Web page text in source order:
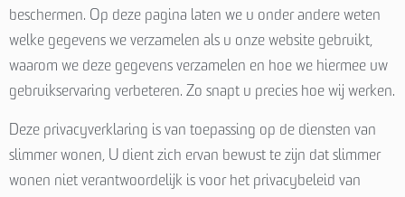
beschermen. Op deze pagina laten we u onder andere weten
welke gegevens we verzamelen als u onze website gebruikt,
waarom we deze gegevens verzamelen en hoe we hiermee uw
gebruikservaring verbeteren. Zo snapt u precies hoe wij werken.
Deze privacyverklaring is van toepassing op de diensten van
slimmer wonen, U dient zich ervan bewust te zijn dat slimmer
wonen niet verantwoordelijk is voor het privacybeleid van